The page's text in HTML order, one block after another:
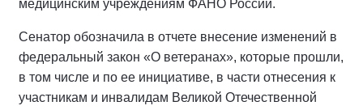
медицинским учреждениям ФАНО России.
Сенатор обозначила в отчете внесение изменений в
федеральный закон «О ветеранах», которые прошли,
в том числе и по ее инициативе, в части отнесения к
участникам и инвалидам Великой Отечественной